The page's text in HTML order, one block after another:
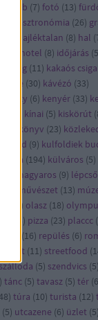
(7) fotó (13)
gasztronómia (26)
hajléktalan (8) hal (
hotel (8) időjárás (5
(11) kakaós csiga
kávé (30) kávézó (33)
kazinczy (6) kenyér (33)
kínai (5) kiskörút (
könyv (23)
külföld (9) kulfoldiek
kultúra (194) külváros (5)
magyaros (9)
művészet (13)
) olasz (18)
) pizza (23) placcc (
(16) repülés (6)
sport (11) streetfood (
(5) szendvics (5)
) tánc (5) tavasz (5) tér (6
) túra (10) turista (12)
(5) utcazene (6) üzlet (5)